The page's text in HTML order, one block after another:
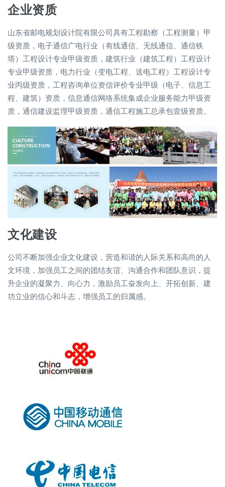
企业资质
山东省邮电规划设计院有限公司具有工程勘察（工程测量）甲
级资质，电子通信广电行业（有线通信、无线通信、通信铁
塔）工程设计专业甲级资质，建筑行业（建筑工程）工程设计
专业甲级资质，电力行业（变电工程、送电工程）工程设计专
业丙级资质，工程咨询单位资信评价专业甲级（电子、信息工
程、建筑）资质，信息通信网络系统集成企业服务能力甲级资
质，通信建设监理甲级资质，通信工程施工总承包壹级资质。
文化建设
公司不断加强企业文化建设，营造和谐的人际关系和高尚的人
文环境，加强员工之间的团结友谊、沟通合作和团队意识，提
升企业的凝聚力、向心力，激励员工奋发向上、开拓创新、建
功立业的信心和斗志，增强员工的归属感。